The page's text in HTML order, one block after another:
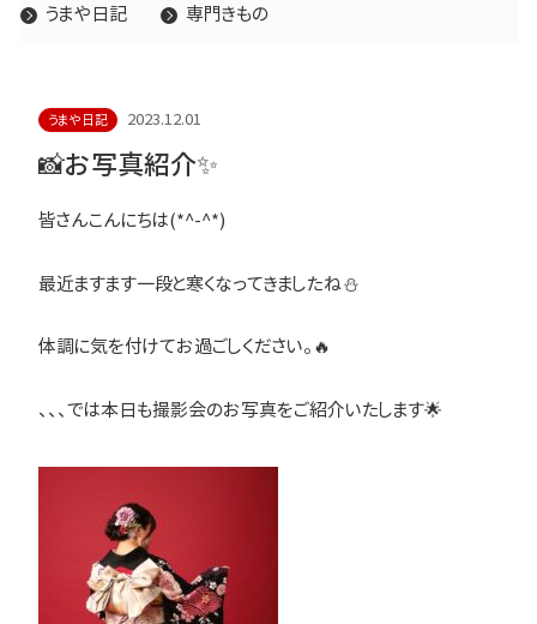
うまや日記
専門きもの
うまや日記 2023.12.01
📸お写真紹介✨
皆さんこんにちは(*^-^*)
最近ますます一段と寒くなってきましたね⛄
体調に気を付けてお過ごしください。🔥
、、、では本日も撮影会のお写真をご紹介いたします🌟